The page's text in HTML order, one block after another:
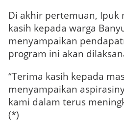
Di akhir pertemuan, Ipuk
kasih kepada warga
menyampaikan
program ini akan
“Terima kasih kepada
menyampaikan
kami dalam terus
(*)